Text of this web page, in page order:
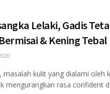
Lelaki, Gadis
& Kening Tebal
masalah kulit yang dialami oleh
mengurangkan rasa confident